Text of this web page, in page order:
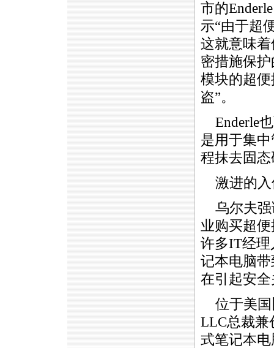
市的
示“由于超
这就意味
密措施保
模块的超
盗”。
Enderle
是用于集
程抹去固
激进的入
乌尔夫强
业购买超
许多IT经理
记本电脑
在引起安
位于美国
LLC总裁兼
式笔记本